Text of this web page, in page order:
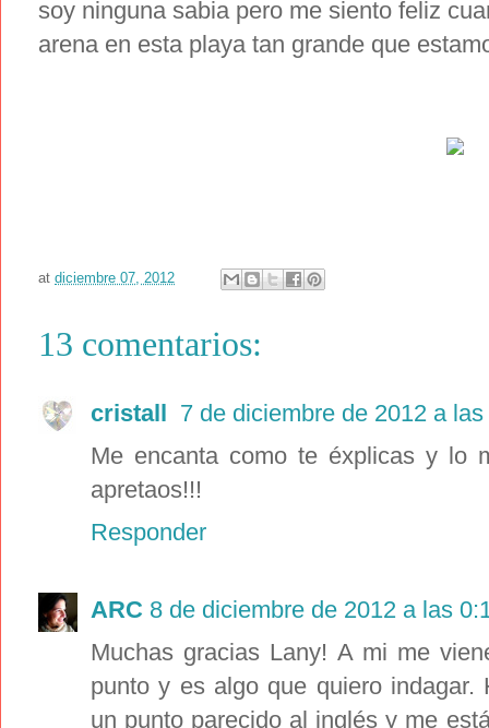
soy ninguna sabia pero me siento feliz
arena en esta playa tan grande que
at diciembre 07, 2012
13 comentarios:
cristall 7 de diciembre de 2012 a
Me encanta como te éxplicas y lo
apretaos!!!
Responder
ARC 8 de diciembre de 2012 a las
Muchas gracias Lany! A mi me
punto y es algo que quiero
un punto parecido al inglés y me